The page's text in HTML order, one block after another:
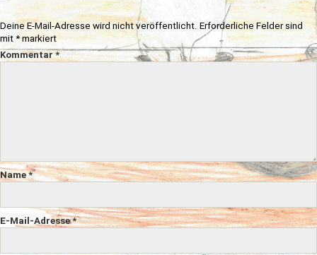
Deine E-Mail-Adresse wird nicht veröffentlicht. Erforderliche Felder sind
mit *markiert
Kommentar*
Name*
E-Mail-Adresse*